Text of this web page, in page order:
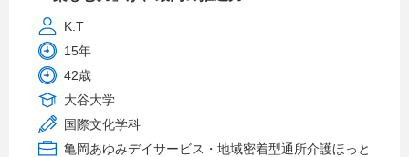
K.T
15年
42歳
大谷大学
国際文化学科
亀岡あゆみデイサービス・地域密着型通所介護ほっと